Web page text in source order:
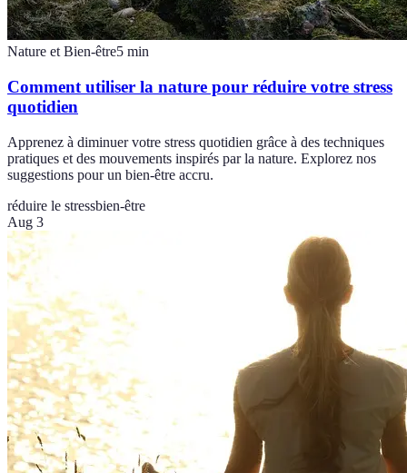
Nature et Bien-être5 min
Comment utiliser la nature pour réduire votre stress
quotidien
Apprenez à diminuer votre stress quotidien grâce à des techniques
pratiques et des mouvements inspirés par la nature. Explorez nos
suggestions pour un bien-être accru.
réduire le stressbien-être
Aug 3